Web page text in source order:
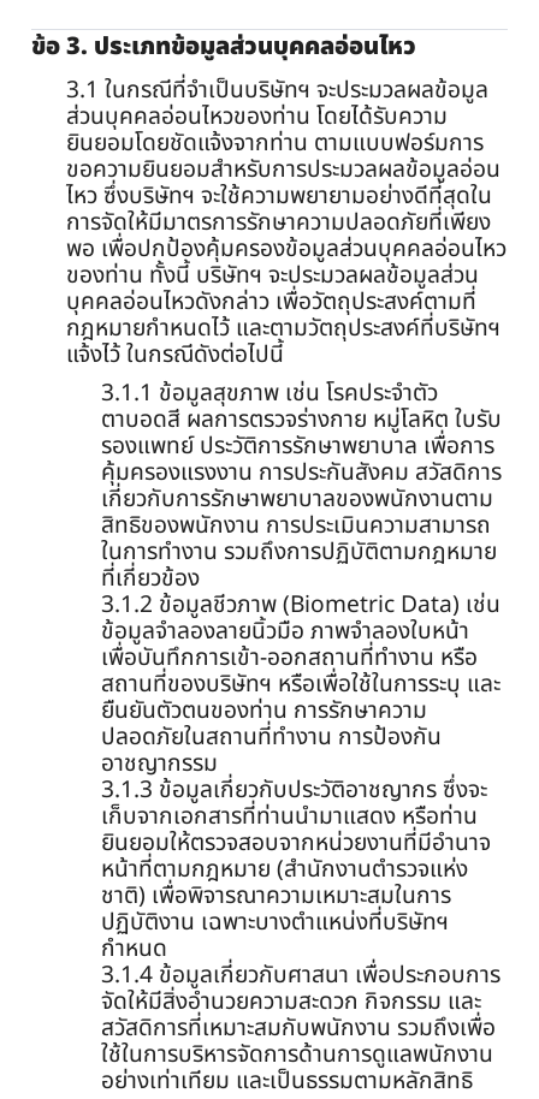
ข้อ 3. ประเภทข้อมูลส่วนบุคคลอ่อนไหว
3.1 ในกรณีที่จำเป็นบริษัทฯ จะประมวลผลข้อมูล
ส่วนบุคคลอ่อนไหวของท่าน โดยได้รับความ
ยินยอมโดยชัดแจ้งจากท่าน ตามแบบฟอร์มการ
ขอความยินยอมสำหรับการประมวลผลข้อมูลอ่อน
ไหว ซึ่งบริษัทฯ จะใช้ความพยายามอย่างดีที่สุดใน
การจัดให้มีมาตรการรักษาความปลอดภัยที่เพียง
พอ เพื่อปกป้องคุ้มครองข้อมูลส่วนบุคคลอ่อนไหว
ของท่าน ทั้งนี้ บริษัทฯ จะประมวลผลข้อมูลส่วน
บุคคลอ่อนไหวดังกล่าว เพื่อวัตถุประสงค์ตามที่
กฎหมายกำหนดไว้ และตามวัตถุประสงค์ที่บริษัทฯ
แจ้งไว้ ในกรณีดังต่อไปนี้
3.1.1 ข้อมูลสุขภาพ เช่น โรคประจำตัว
ตาบอดสี ผลการตรวจร่างกาย หมู่โลหิต ใบรับ
รองแพทย์ ประวัติการรักษาพยาบาล เพื่อการ
คุ้มครองแรงงาน การประกันสังคม สวัสดิการ
เกี่ยวกับการรักษาพยาบาลของพนักงานตาม
สิทธิของพนักงาน การประเมินความสามารถ
ในการทำงาน รวมถึงการปฏิบัติตามกฎหมาย
ที่เกี่ยวข้อง
3.1.2 ข้อมูลชีวภาพ (Biometric Data) เช่น
ข้อมูลจำลองลายนิ้วมือ ภาพจำลองใบหน้า
เพื่อบันทึกการเข้า-ออกสถานที่ทำงาน หรือ
สถานที่ของบริษัทฯ หรือเพื่อใช้ในการระบุ และ
ยืนยันตัวตนของท่าน การรักษาความ
ปลอดภัยในสถานที่ทำงาน การป้องกัน
อาชญากรรม
3.1.3 ข้อมูลเกี่ยวกับประวัติอาชญากร ซึ่งจะ
เก็บจากเอกสารที่ท่านนำมาแสดง หรือท่าน
ยินยอมให้ตรวจสอบจากหน่วยงานที่มีอำนาจ
หน้าที่ตามกฎหมาย (สำนักงานตำรวจแห่ง
ชาติ) เพื่อพิจารณาความเหมาะสมในการ
ปฏิบัติงาน เฉพาะบางตำแหน่งที่บริษัทฯ
กำหนด
3.1.4 ข้อมูลเกี่ยวกับศาสนา เพื่อประกอบการ
จัดให้มีสิ่งอำนวยความสะดวก กิจกรรม และ
สวัสดิการที่เหมาะสมกับพนักงาน รวมถึงเพื่อ
ใช้ในการบริหารจัดการด้านการดูแลพนักงาน
อย่างเท่าเทียม และเป็นธรรมตามหลักสิทธิ